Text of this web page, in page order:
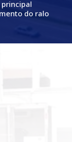
do ralo